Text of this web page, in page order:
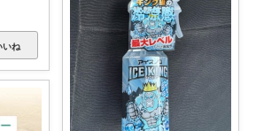
いね